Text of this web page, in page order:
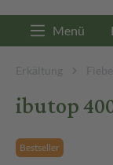
Menü
Erkältung
ibutop
Bestseller